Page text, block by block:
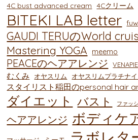
4C bust advanced cream 4Cクリーム
BITEKI LAB letter
GAUDI TERUのWorld
Mastering YOGA meemo
PEACEのヘアアレンジ
むくみ オヤスリム オヤスリムプラチナイ
スタイリスト稲田のpersonal hair
ダイエット バスト ファッ
ヘアアレンジ ボディケ